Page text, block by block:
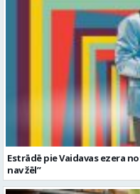
Estrādē pie Vaidavas ezera
nav žēl”